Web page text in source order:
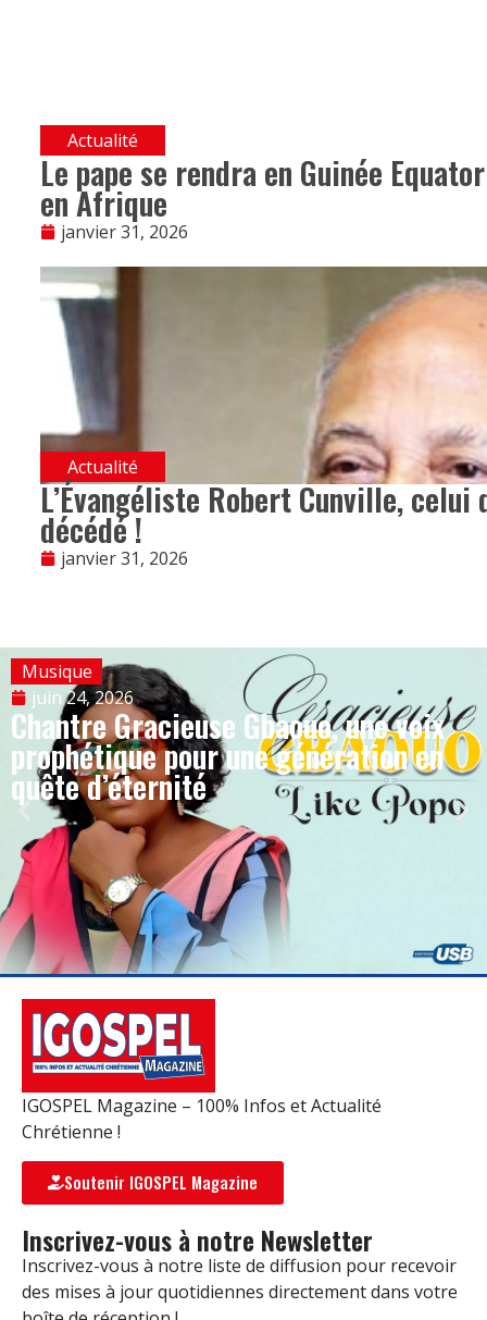
Actualité
Le pape se rendra en Guinée
en Afrique
janvier 31, 2026
Actualité
L’Évangéliste Robert Cunville,
décédé !
janvier 31, 2026
Musique
juin 24, 2026
Chantre Gracieuse Gbaouo, une voix
prophétique pour une génération en
quête d’éternité
IGOSPEL Magazine – 100% Infos et Actualité
Chrétienne !
Soutenir IGOSPEL Magazine
Inscrivez-vous à notre Newsletter
Inscrivez-vous à notre liste de diffusion pour recevoir
des mises à jour quotidiennes directement dans votre